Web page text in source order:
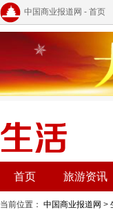
中国商业报道网 - 首页
首页 旅游资讯
当前位置： 中国商业报道网 >